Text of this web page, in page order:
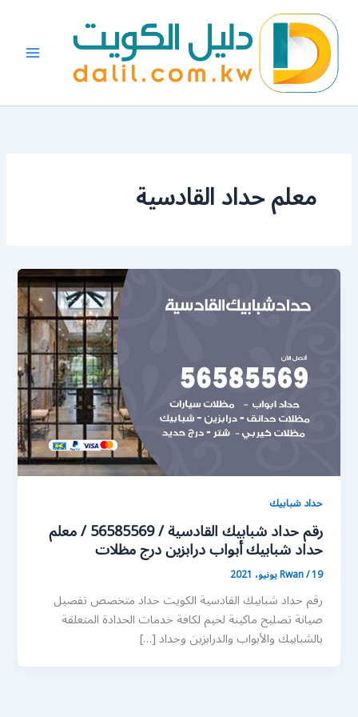
المحتوى
معلم حداد القادسية
حداد شبابيك
رقم حداد شبابيك القادسية / 56585569 / معلم
حداد شبابيك أبواب درابزين درج مظلات
Rwan/19 يونيو، 2021
رقم حداد شبابيك القادسية الكويت حداد متخصص تفصيل
صيانة تصليح ماكينة لحيم لكافة خدمات الحدادة المتعلقة
بالشبابيك والأبواب والدرابزين وحداد […]